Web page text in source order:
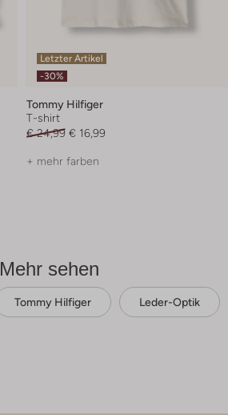
Letzter Artikel
-30%
Tommy Hilfiger
T-shirt
€ 24,99 € 16,99
+ mehr farben
Mehr sehen
Tommy Hilfiger Leder-Optik